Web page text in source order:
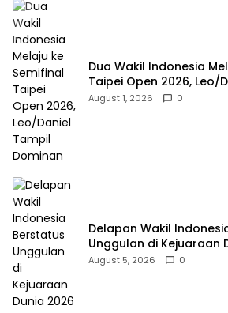
Dua Wakil Indonesia
Taipei Open 2026, Leo/
Dominan
August 1, 2026 0
Delapan Wakil
Unggulan di Kejuaraan
August 5, 2026 0